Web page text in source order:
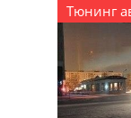
Тюнинг